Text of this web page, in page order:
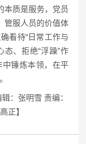
本质是服务，党员
管服人员的价值体
看待“日常工作与
态、拒绝“浮躁”作
中锤炼本领，在平
：张明雪 责编：
正】